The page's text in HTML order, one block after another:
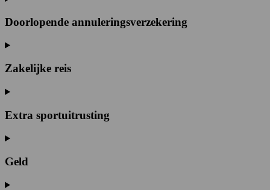
Doorlopende annuleringsverzekering
Zakelijke reis
Extra sportuitrusting
Geld